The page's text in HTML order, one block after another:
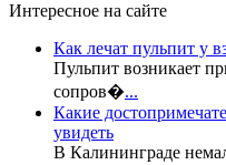
Интересное на сайте
Как лечат пульпит у
Пульпит возникает
сопров�...
Какие
увидеть
В Калининграде